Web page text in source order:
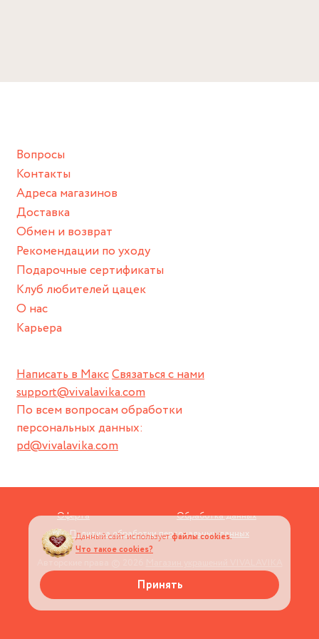
Снимайте ваше украшение перед купанием (и в море, и в
спортивный инвентарь).
Храните изделие в сухом месте.
Для надежного хранения мы доставляем все изделия в
нашей фирменной коробке или упаковке бренда.
Пожалуйста, используйте эту упаковку для хранения,
пока не носите украшение на себе.
Написать в МаксСвязаться с нами
support@vivalavika.com
По всем вопросам обработки
персональных данных:
pd@vivalavika.com
Вопросы
Контакты
Адреса магазинов
Доставка
Обмен и возврат
Рекомендации по уходу
Подарочные сертификаты
Клуб любителей цацек
О нас
Карьера
Оферта
Обработка данных
Политика обработки персональных данных
Данный сайт используетфайлы cookies.
Что такое cookies?
Принять